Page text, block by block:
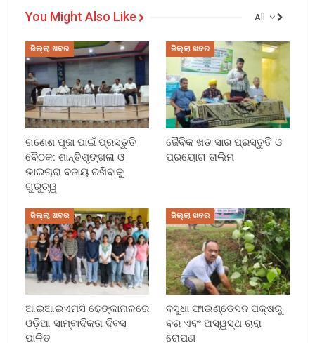
All
You Might Also Like
ଜିଲ୍ଲା ଖବର
ଗଣେଶ ପୂଜା ପାଇଁ ପ୍ରସ୍ତୁତି
ବୈଠକ: ଶାନ୍ତିଶୃଙ୍ଖଳା ଓ
ଭାଇଚାରା ବଜାୟ ରଖିବାକୁ
ଗୁରୁତ୍ୱ
ଜିଲ୍ଲା ଖବର
ଜୈବିକ ଖତ ସାର ପ୍ରସ୍ତୁତି ଓ
ପ୍ରୟୋଗ ତାଲିମ
ଜିଲ୍ଲା ଖବର
ଆଇଆଇଏମସି ଢେଙ୍କାନାଳରେ
ଓଡ଼ିଆ ସାମ୍ବାଦିକତା ଦିବସ
ପାଳିତ
ଜିଲ୍ଲା ଖବର
ବସୁଧା ଫାଉଣ୍ଡେସନ ପକ୍ଷରୁ
ବର ଏବଂ ଅସ୍ୱସ୍ଥ ଚାରା
ରୋପଣ